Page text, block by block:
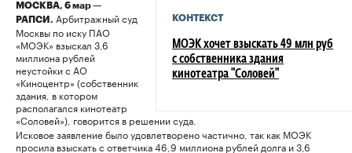
КОНТЕКСТ
МОЭК хочет взыскать 49 млн руб
с собственника здания
кинотеатра "Соловей"
МОСКВА, 6 мар —
РАПСИ. Арбитражный суд
Москвы по иску ПАО
«МОЭК» взыскал 3,6
миллиона рублей
неустойки с АО
«Киноцентр» (собственник
здания, в котором
располагался кинотеатр
«Соловей»), говорится в решении суда.
Исковое заявление было удовлетворено частично, так как МОЭК
просила взыскать с ответчика 46,9 миллиона рублей долга и 3,6